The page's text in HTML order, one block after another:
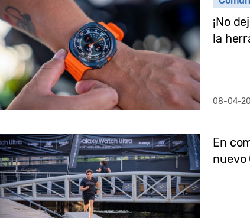
¡No
la
08-04-
En
nuevo